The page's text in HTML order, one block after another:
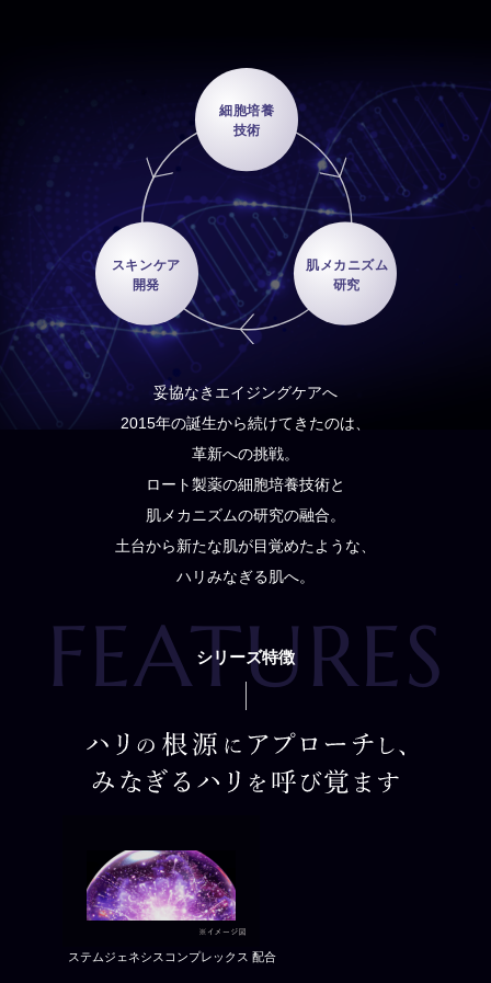
妥協なきエイジングケアへ
2015年の誕生から続けてきたのは、
革新への挑戦。
ロート製薬の細胞培養技術と
肌メカニズムの研究の融合。
土台から新たな肌が目覚めたような、
ハリみなぎる肌へ。
シリーズ特徴
ステムジェネシスコンプレックス 配合